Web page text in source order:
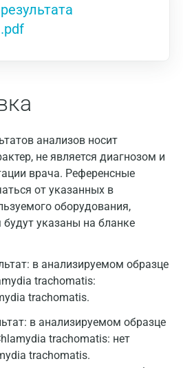
анализов носит
не является диагнозом и
врача. Референсные
от указанных в
оборудования,
указаны на бланке
в анализируемом образце
trachomatis:
trachomatis.
в анализируемом образце
trachomatis: нет
trachomatis.